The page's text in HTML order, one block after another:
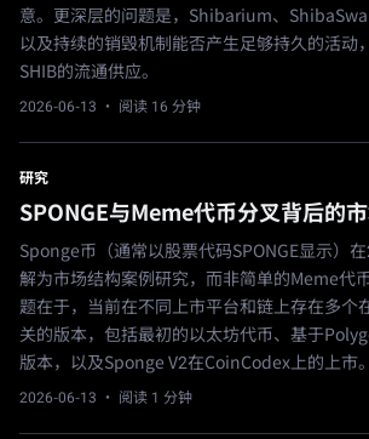
意。更深层的问题是，Shibarium、
以及持续的销毁机制能否产生足够持久的活动
SHIB的流通供应。
2026-06-13 · 阅读 16 分钟
研究
SPONGE与Meme代币分叉背后的
Sponge币（通常以股票代码SPONGE显示）
解为市场结构案例研究，而非简单的Meme代
题在于，当前在不同上市平台和链上存在多个
关的版本，包括最初的以太坊代币、基于
版本，以及Sponge V2在CoinCodex上的上市。
2026-06-13 · 阅读 1 分钟